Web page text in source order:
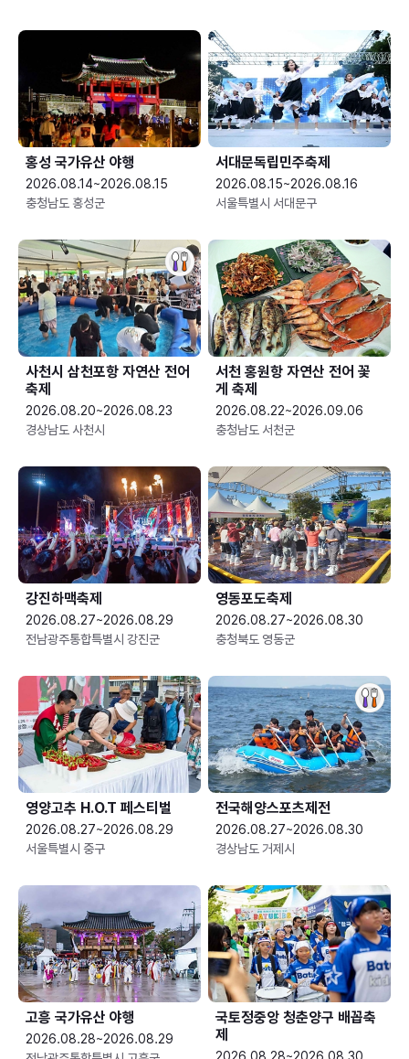
홍성 국가유산 야행
2026.08.14~2026.08.15
충청남도 홍성군
서대문독립민주축제
2026.08.15~2026.08.16
서울특별시 서대문구
사천시 삼천포항 자연산 전어
축제
2026.08.20~2026.08.23
경상남도 사천시
서천 홍원항 자연산 전어 꽃
게 축제
2026.08.22~2026.09.06
충청남도 서천군
강진하맥축제
2026.08.27~2026.08.29
전남광주통합특별시 강진군
영동포도축제
2026.08.27~2026.08.30
충청북도 영동군
영양고추 H.O.T 페스티벌
2026.08.27~2026.08.29
서울특별시 중구
전국해양스포츠제전
2026.08.27~2026.08.30
경상남도 거제시
고흥 국가유산 야행
2026.08.28~2026.08.29
국토정중앙 청춘양구 배꼽축
제